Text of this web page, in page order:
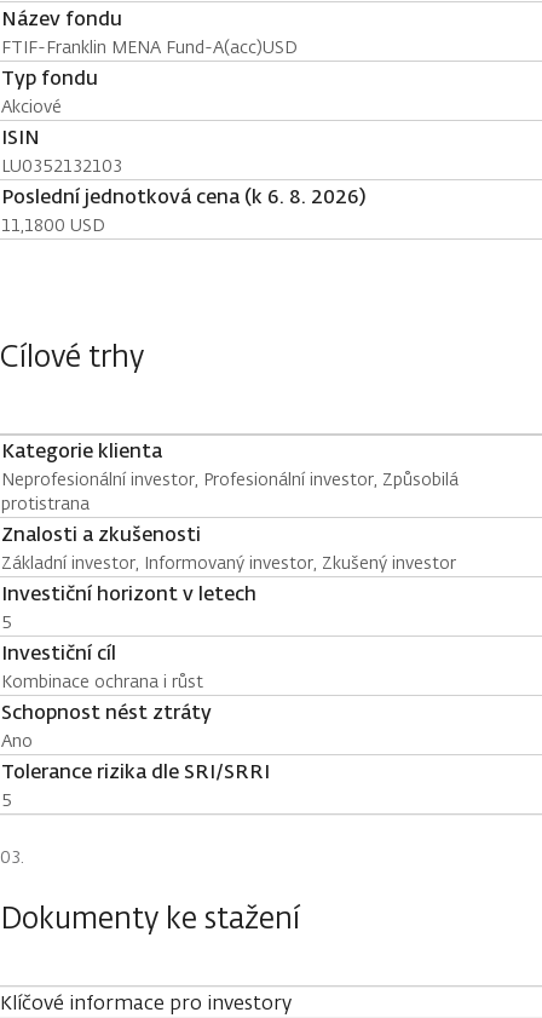
Název fondu
FTIF-Franklin MENA Fund-A(acc)USD
Typ fondu
Akciové
ISIN
LU0352132103
Poslední jednotková cena (k 6. 8. 2026)
11,1800 USD
Cílové trhy
Kategorie klienta
Neprofesionální investor, Profesionální investor, Způsobilá
protistrana
Znalosti a zkušenosti
Základní investor, Informovaný investor, Zkušený investor
Investiční horizont v letech
5
Investiční cíl
Kombinace ochrana i růst
Schopnost nést ztráty
Ano
Tolerance rizika dle SRI/SRRI
5
Dokumenty ke stažení
Klíčové informace pro investory